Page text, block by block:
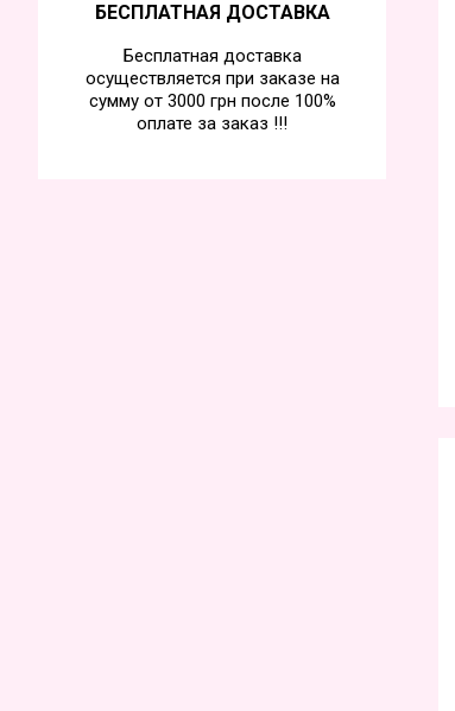
БЕСПЛАТНАЯ ДОСТАВКА
Бесплатная доставка
осуществляется при заказе на
сумму от 3000 грн после 100%
оплате за заказ !!!